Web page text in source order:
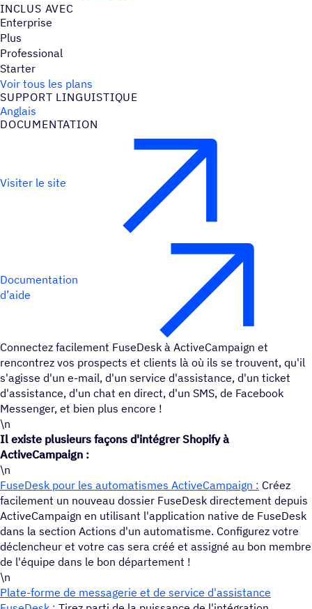
INCLUS AVEC
Enterprise
Plus
Professional
Starter
Voir tous les plans
SUPPORT LINGUIS­TIQUE
Anglais
DOCU­MEN­TA­TION
Visiter le site
Documentation
d’aide
Connectez facilement FuseDesk à ActiveCampaign et
rencontrez vos prospects et clients là où ils se trouvent, qu'il
s'agisse d'un e-mail, d'un service d'assistance, d'un ticket
d'assistance, d'un chat en direct, d'un SMS, de Facebook
Messenger, et bien plus encore !
\n
Il existe plusieurs façons d'intégrer Shopify à
ActiveCampaign :
\n
FuseDesk pour les automatismes ActiveCampaign : Créez
facilement un nouveau dossier FuseDesk directement depuis
ActiveCampaign en utilisant l'application native de FuseDesk
dans la section Actions d'un automatisme. Configurez votre
déclencheur et votre cas sera créé et assigné au bon membre
de l'équipe dans le bon département !
\n
Plate-forme de messagerie et de service d'assistance